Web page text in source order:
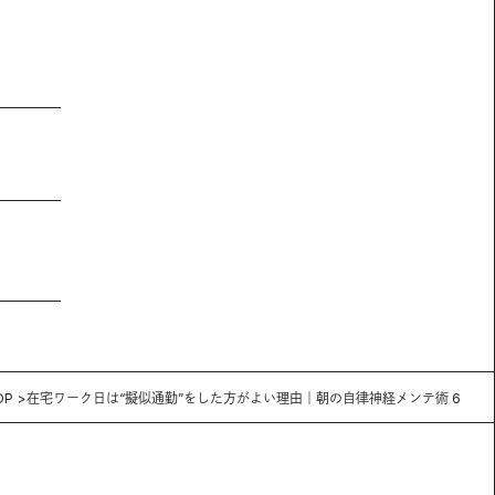
在宅ワーク日は“擬似通勤”をした方がよい理由｜朝の自律神経メンテ術 6